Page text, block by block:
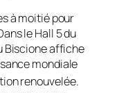
à moitié pour
le Hall 5 du
Biscione affiche
mondiale
renouvelée.